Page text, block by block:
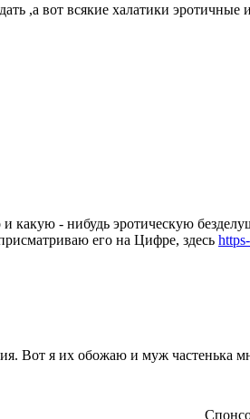
,а вот всякие халатики эротичные
какую - нибудь эротическую
его на Цифре, здесь
Вот я их обожаю и муж частенька